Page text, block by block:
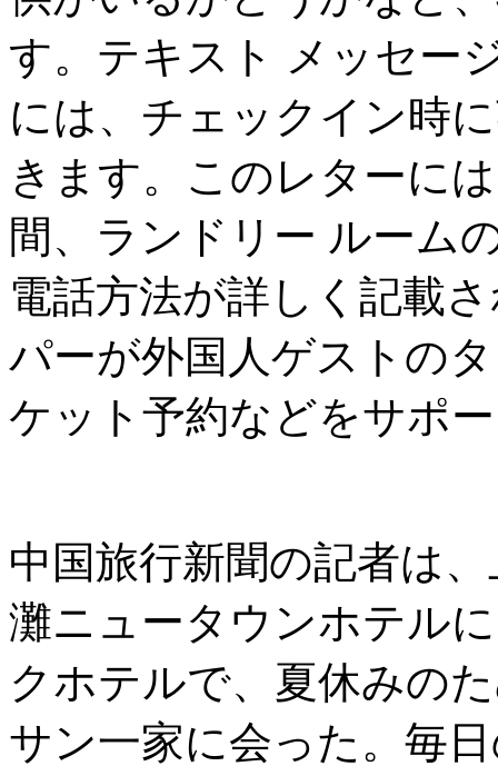
す。テキスト メッセー
には、チェックイン時
きます。このレターに
間、ランドリー ルーム
電話方法が詳しく記載
パーが外国人ゲストの
ケット予約などをサポ
中国旅行新聞の記者は
灘ニュータウンホテル
クホテルで、夏休みの
サン一家に会った。毎